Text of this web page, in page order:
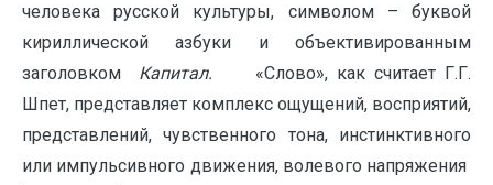
человека русской культуры, символом – буквой
кириллической азбуки и объективированным
заголовком Капитал.
«Слово», как считает Г.Г.
Шпет, представляет комплекс ощущений, восприятий,
представлений, чувственного тона, инстинктивного
или импульсивного движения, волевого напряжения